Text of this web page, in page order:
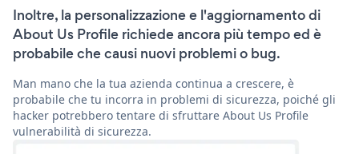
Inoltre, la personalizzazione e l'aggiornamento di
About Us Profile richiede ancora più tempo ed è
probabile che causi nuovi problemi o bug.
Man mano che la tua azienda continua a crescere, è
probabile che tu incorra in problemi di sicurezza, poiché gli
hacker potrebbero tentare di sfruttare About Us Profile
vulnerabilità di sicurezza.